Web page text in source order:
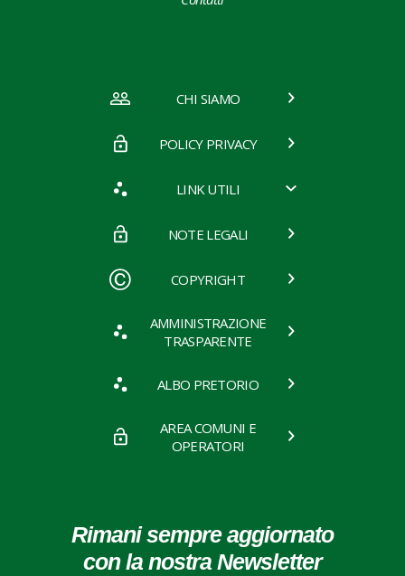
CHI SIAMO
POLICY PRIVACY
LINK UTILI
NOTE LEGALI
COPYRIGHT
AMMINISTRAZIONE
TRASPARENTE
ALBO PRETORIO
AREA COMUNI E
OPERATORI
Rimani sempre aggiornato
con la nostra Newsletter